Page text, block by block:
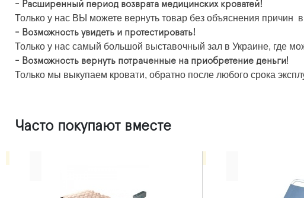
- Расширенный период возврата медицинских кроватей!
Только у нас ВЫ можете вернуть товар без объяснения причин
- Возможность увидеть и протестировать!
Только у нас самый большой выставочный зал в Украине, где
- Возможность вернуть потраченные на приобретение деньги!
Только мы выкупаем кровати, обратно после любого срока
Часто покупают вместе